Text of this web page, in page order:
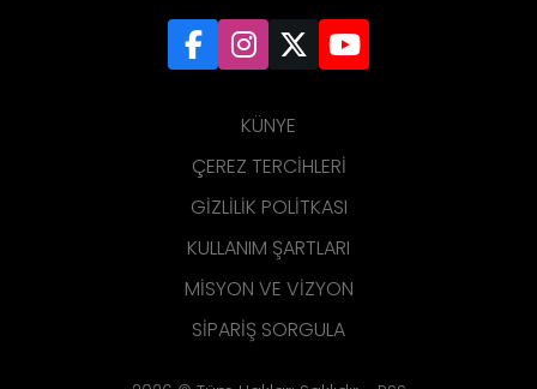
KÜNYE
ÇEREZ TERCIHLERI
GIZLILIK POLITKASI
KULLANIM ŞARTLARI
MISYON VE VIZYON
SIPARIŞ SORGULA